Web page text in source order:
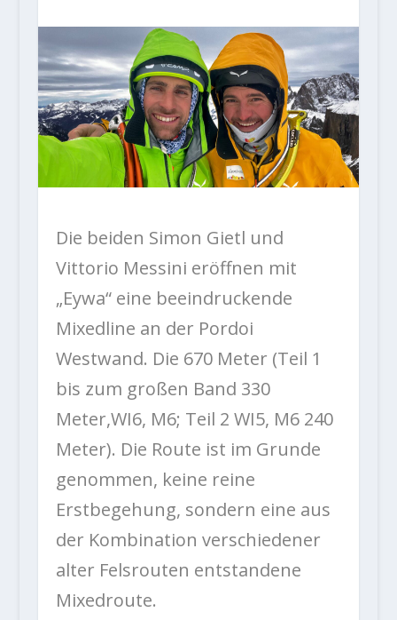
Die beiden Simon Gietl und
Vittorio Messini eröffnen mit
„Eywa“ eine beeindruckende
Mixedline an der Pordoi
Westwand. Die 670 Meter (Teil 1
bis zum großen Band 330
Meter,WI6, M6; Teil 2 WI5, M6 240
Meter). Die Route ist im Grunde
genommen, keine reine
Erstbegehung, sondern eine aus
der Kombination verschiedener
alter Felsrouten entstandene
Mixedroute.